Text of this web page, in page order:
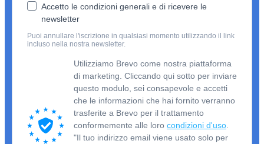
Accetto le condizioni generali e di ricevere le
newsletter
Puoi annullare l'iscrizione in qualsiasi momento utilizzando il link
incluso nella nostra newsletter.
Utilizziamo Brevo come nostra piattaforma
di marketing. Cliccando qui sotto per inviare
questo modulo, sei consapevole e accetti
che le informazioni che hai fornito verranno
trasferite a Brevo per il trattamento
conformemente alle loro condizioni d'uso
"Il tuo indirizzo email viene usato solo per